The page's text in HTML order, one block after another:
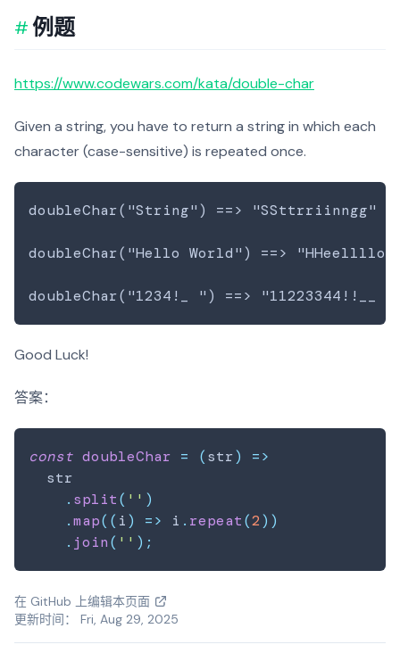
例题
https://www.codewars.com/kata/double-char
Given a string, you have to return a string in which each
character (case-sensitive) is repeated once.
doubleChar("String") ==> "SSttrriinngg"
doubleChar("Hello World") ==> "HHeelllloo
Good Luck!
答案：
const doubleChar = (str)
=>
  str
. split( '' )
.map( ( i) => i . repeat(2) )
. join( '' ) ;
在 GitHub 上编辑本页面
更新时间： Fri, Aug 29, 2025